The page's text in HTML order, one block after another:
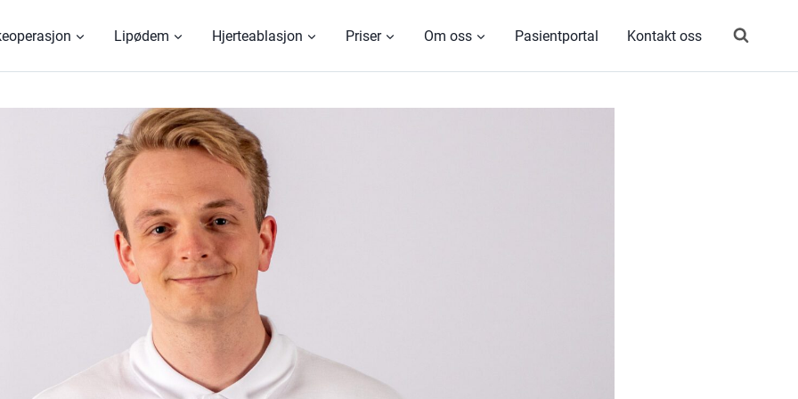
Lipødem Hjerteablasjon Priser Om oss Pasientportal Kontakt oss